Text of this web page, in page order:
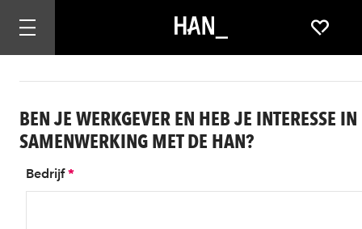
Mobiele navigatie openen
BEN JE WERKGEVER EN HEB JE INTERESSE IN
SAMENWERKING MET DE HAN?
Bedrijf*